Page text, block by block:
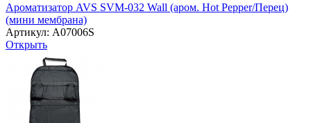
Ароматизатор AVS SVM-032 Wall (аром. Hot Pepper/Перец)
(мини мембрана)
Артикул: A07006S
Открыть